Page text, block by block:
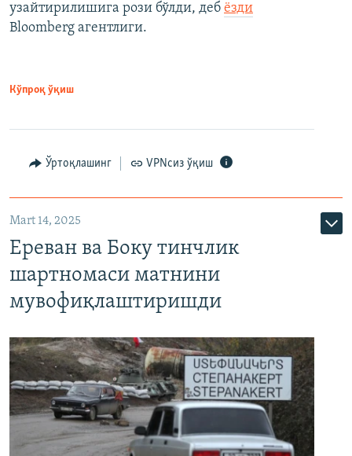
узайтирилишига рози бўлди, деб ёзди
Bloomberg агентлиги.
Кўпроқ ўқиш
Ўртоқлашинг VPNсиз ўқиш
Mart 14, 2025
Ереван ва Боку тинчлик
шартномаси матнини
мувофиқлаштиришди